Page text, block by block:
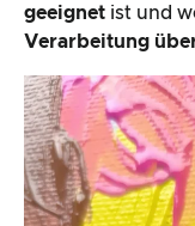
geeignet ist und
Verarbeitung